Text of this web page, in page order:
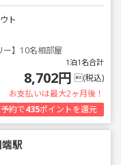
ト
ー】10名相部屋
1泊1名合計
8,702円 (税込)
お支払いは最大2ヶ月後！
約で435ポイントを還元
駅